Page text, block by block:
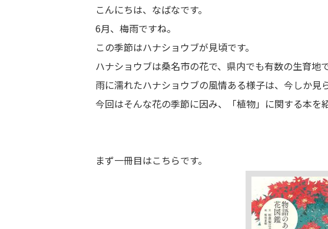
こんにちは、なばなです。
6月、梅雨ですね。
この季節はハナショウブが見頃です。
ハナショウブは桑名市の花で、県内でも有数の生育地
雨に濡れたハナショウブの風情ある様子は、今しか見
今回はそんな花の季節に因み、「植物」に関する本を
まず一冊目はこちらです。